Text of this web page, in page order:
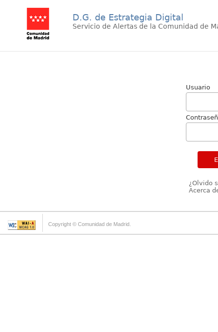
D.G. de Estrategia Digital
Servicio de Alertas de la Comunidad de
Usuario
¿Olvido
Acerca
Copyright © Comunidad de Madrid.